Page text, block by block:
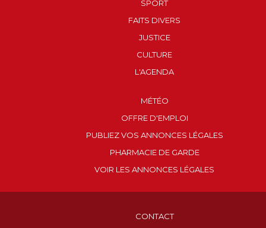
SPORT
FAITS DIVERS
JUSTICE
CULTURE
L'AGENDA
MÉTÉO
OFFRE D'EMPLOI
PUBLIEZ VOS ANNONCES LÉGALES
PHARMACIE DE GARDE
VOIR LES ANNONCES LÉGALES
CONTACT